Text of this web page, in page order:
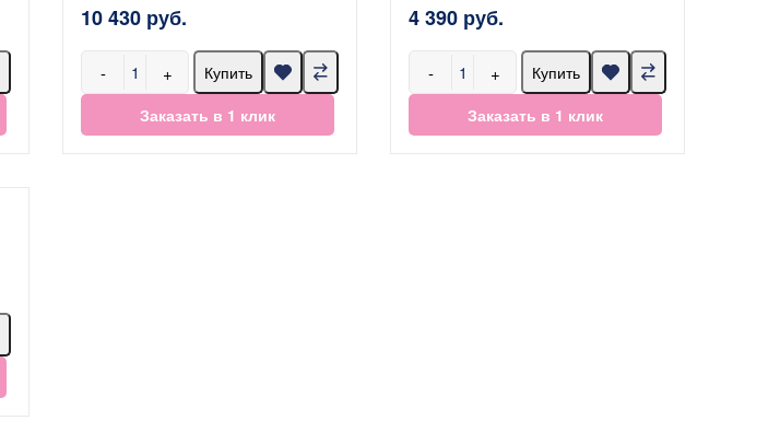
10 430 руб.
- +
Купить
Заказать в 1 клик
4 390 руб.
- +
Купить
Заказать в 1 клик